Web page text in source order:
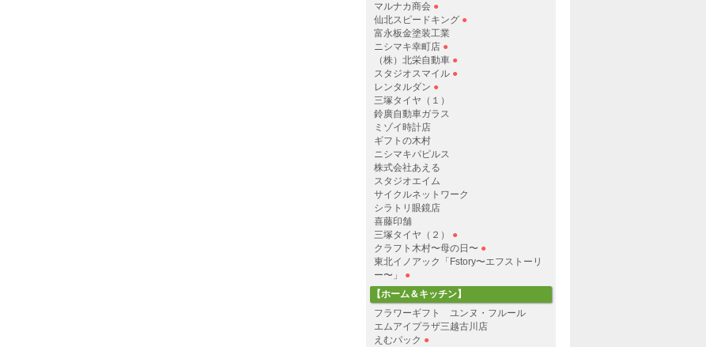
マルナカ商会 ●
仙北スピードキング ●
富永板金塗装工業
ニシマキ幸町店 ●
（株）北栄自動車 ●
スタジオスマイル ●
レンタルダン ●
三塚タイヤ（１）
鈴廣自動車ガラス
ミゾイ時計店
ギフトの木村
ニシマキパピルス
株式会社あえる
スタジオエイム
サイクルネットワーク
シラトリ眼鏡店
喜藤印舗
三塚タイヤ（２）
●
クラフト木村〜母の日〜 ●
東北イノアック「Fstory〜エフストーリ
ー〜」
●
【ホーム＆キッチン】
フラワーギフト ユンヌ・フルール
エムアイプラザ三越古川店
えむパック ●